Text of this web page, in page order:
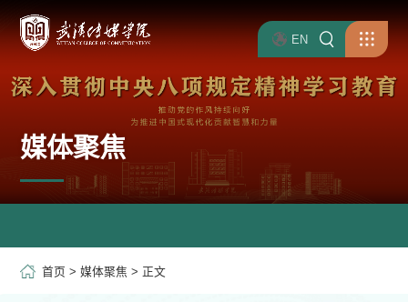
EN
媒体聚焦
首页 >媒体聚焦 > 正文